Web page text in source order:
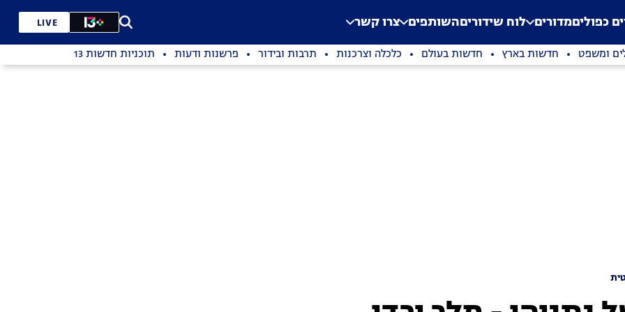
Application error: a
. כפוליםמדורים לוח שידוריםהשותפים צרו קשר LIVE
ומשפט חדשות בארץ חדשות בעולם כלכלה וצרכנות תרבות ובידור פרשנות ודעות תוכניות חדשות 13